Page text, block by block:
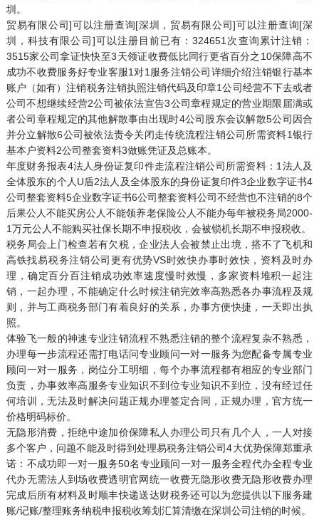
圳。
贸易有限公司]可以注册查询[深圳，贸易有限公司]可以注册查询[深
圳，科技有限公司]可以注册目前已有：324651次查询累计注销：
3515家公司拿证快快至3天领证收费低比同行更省百分之10保障高不
成功不收费服务好专业客服1对1服务注销公司详细介绍注销银行基本
账户（如有）注销税务注销执照注销代码及印章1公司经营不下去或者
公司不想继续经营2公司被依法宣告3公司章程规定的营业期限届满或
者公司章程规定的其他解散事由出现时4公司股东会议解散5公司因合
并分立解散6公司被依法责令关闭走传统流程注销公司所需资料1银行
基本户资料2公司整套资料3做账凭证及总账本。
年度财务报表4法人身份证复印件走流程注销公司所需资料：1法人及
全体股东的个人U盾2法人及全体股东的身份证复印件3企业数字证书4
公司整套资料5企业数字证书6公司整套资料公司不经营也不注销的8个
后果公人不能买房公人不能领养老保险公人不能办每年被税务局2000-
1万元公人不能购买社保长期不申报税收，会被锁机长期不申报税收。
税务局会上门检查若有欠税，企业法人会被禁止出境，搭不了飞机和
高铁找易税务注销公司更有优势VS时效快办事时效快，资料及时办
理，确定百分百注销成功效率速度慢时效慢，多家资料堆积一起注
销，一起办理，不能确定什么时候注销完效率高熟悉各办事流程及规
则，并与工商税务部门有着良好的关系，办事方便快捷，一天即出执
照。
体验飞一般的神速专业注销流程不熟悉注销的整个流程复杂不熟悉，
办理每一步流程还需打电话问专业顾问一对一服务为您配备专属专业
顾问一对一服务，岗位分工明细，每个办事流程都有相应的专业部门
负责，办事效率高服务专业知识不到位专业知识不到位，没有经过任
何培训，无法及时解决问题正规办理签定合同，正规办理，官方统一
价格明码标价。
无隐形消费，拒绝中途加价保障私人办理公司只有几个人，一人对接
多个客户，问题不能及时得到处理易税务注销公司4大优势保障郑重承
诺：不成功即一对一服务50名专业顾问一对一服务全程代办全程专业
代办无需法人到场收费透明官网统一收费无隐形收费无隐形收费办理
完成后所有材料及时顺丰快递送达财税务还可以为您提供以下服务建
账/记账/整理账务纳税申报税收筹划汇算清缴在深圳公司注销的时候。